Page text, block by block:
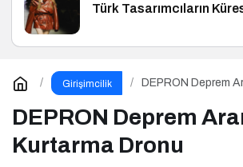
Türk Tasarımcıların
Girişimcilik
DEPRON Deprem
DEPRON Deprem
Kurtarma Dronu